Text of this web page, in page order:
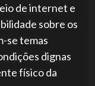
de internet e
sobre os
se temas
dignas
físico da